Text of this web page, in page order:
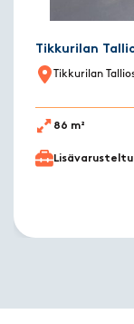
Tikkurilan
Tikkurilan
86 m²